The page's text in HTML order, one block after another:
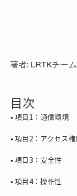
著者: LRTKチーム
目次
•
•
•
•